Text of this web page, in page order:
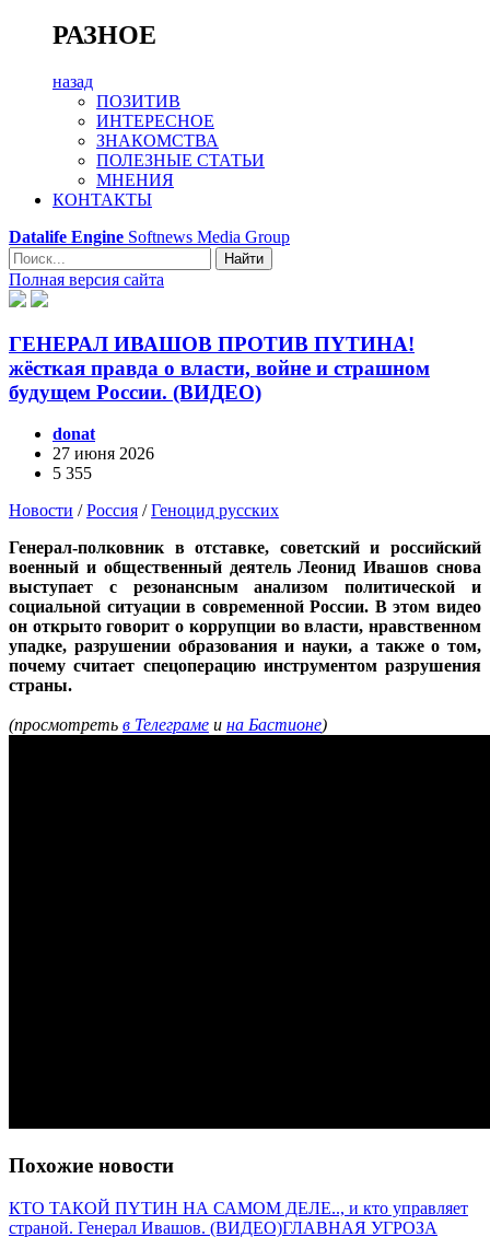
РАЗНОЕ
назад
ПОЗИТИВ
ИНТЕРЕСНОЕ
ЗНАКОМСТВА
ПОЛЕЗНЫЕ СТАТЬИ
МНЕНИЯ
КОНТАКТЫ
Datalife Engine Softnews Media Group
Найти
Полная версия сайта
ГЕНЕРАЛ ИВАШОВ ПРОТИВ ПYTИHA!
жёсткая правда о власти, войне и страшном
будущем России. (ВИДЕО)
donat
27 июня 2026
5 355
Новости /Россия /Геноцид русских
Генерал-полковник в отставке, советский и российский
военный и общественный деятель Леонид Ивашов снова
выступает с резонансным анализом политической и
социальной ситуации в современной России. В этом видео
он открыто говорит о коррупции во власти, нравственном
упадке, разрушении образования и науки, а также о том,
почему считает спецоперацию инструментом разрушения
страны.
(просмотреть в Телеграме и на Бастионе)
Похожие новости
КТО ТАКОЙ ПYТИН НА САМОМ ДЕЛЕ.., и кто управляет
страной. Генерал Ивашов. (ВИДЕО)ГЛАВНАЯ УГРОЗА